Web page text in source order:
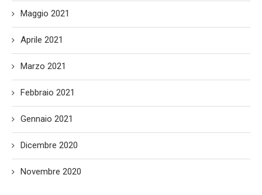
Maggio 2021
Aprile 2021
Marzo 2021
Febbraio 2021
Gennaio 2021
Dicembre 2020
Novembre 2020